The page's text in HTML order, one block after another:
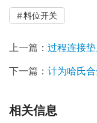
料位开关
上一篇： 过程连接
下一篇： 计为哈氏
相关信息